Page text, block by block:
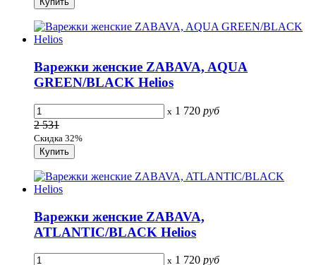
Варежки женские ZABAVA, AQUA
GREEN/BLACK Helios
x 1 720 руб
2 531
Скидка 32%
Варежки женские ZABAVA,
ATLANTIC/BLACK Helios
x 1 720 руб